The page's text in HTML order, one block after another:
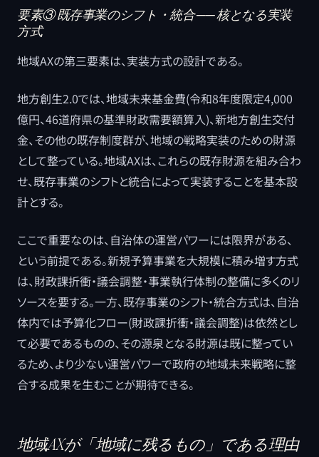
要素③ 既存事業のシフト・統合 ── 核となる実装
方式
地域AXの第三要素は、実装方式の設計である。
地方創生2.0では、地域未来基金費(令和8年度限定4,000
億円、46道府県の基準財政需要額算入)、新地方創生交付
金、その他の既存制度群が、地域の戦略実装のための財源
として整っている。地域AXは、これらの既存財源を組み合わ
せ、既存事業のシフトと統合によって実装することを基本設
計とする。
ここで重要なのは、自治体の運営パワーには限界がある、
という前提である。新規予算事業を大規模に積み増す方式
は、財政課折衝・議会調整・事業執行体制の整備に多くのリ
ソースを要する。一方、既存事業のシフト・統合方式は、自治
体内では予算化フロー(財政課折衝・議会調整)は依然とし
て必要であるものの、その源泉となる財源は既に整ってい
るため、より少ない運営パワーで政府の地域未来戦略に整
合する成果を生むことが期待できる。
地域AXが「地域に残るもの」である理由